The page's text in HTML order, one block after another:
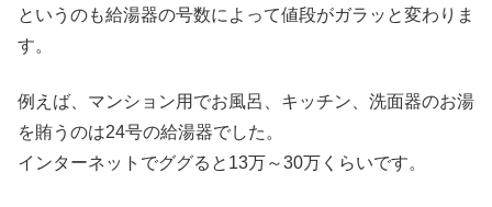
というのも給湯器の号数によって値段がガラッと変わりま
す。
例えば、マンション用でお風呂、キッチン、洗面器のお湯
を賄うのは24号の給湯器でした。
インターネットでググると13万～30万くらいです。